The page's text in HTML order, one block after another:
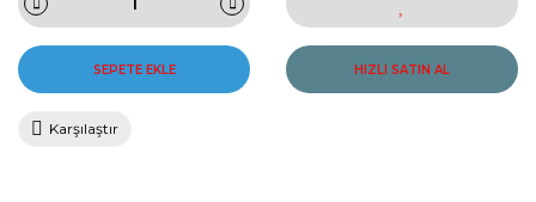
SEPETE EKLE HIZLI SATIN AL
Karşılaştır